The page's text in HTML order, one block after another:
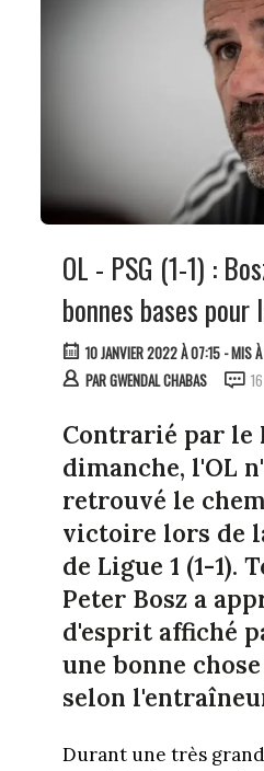
OL - PSG (1-1) :
bonnes bases
10 JANVIER 2022 À 07:15- MIS À
PARGWENDAL CHABAS
Contrarié par le
dimanche, l'OL
retrouvé le
victoire lors de
de Ligue 1 (1-1).
Peter Bosz a
d'esprit affiché
une bonne
selon
Durant une très